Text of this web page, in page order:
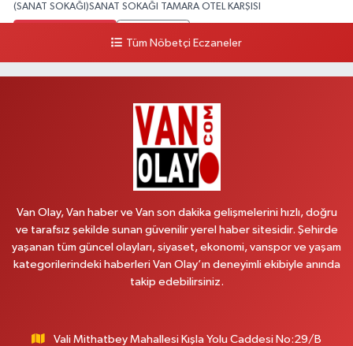
(SANAT SOKAĞI)SANAT SOKAĞI TAMARA OTEL KARŞISI
Yol Tarifi Al
BEYAZIT MAH.ZEYLAN CADDESİ OKYANUS GİYİM YANI NO:1
Afşar Eczanesi
Kazım Karabekir cad.Eski Araştırma Hastanesi karşısı (kent park karşısı )
Gürpınar Eczanesi
Tüm Nöbetçi Eczaneler
Van Olay, Van haber ve Van son dakika gelişmelerini hızlı, doğru
ve tarafsız şekilde sunan güvenilir yerel haber sitesidir. Şehirde
yaşanan tüm güncel olayları, siyaset, ekonomi, vanspor ve yaşam
kategorilerindeki haberleri Van Olay’ın deneyimli ekibiyle anında
takip edebilirsiniz.
Vali Mithatbey Mahallesi Kışla Yolu Caddesi No:29/B